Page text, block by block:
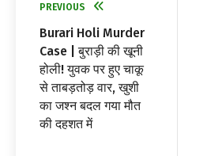
PREVIOUS
Burari Holi Murder
Case | बुराड़ी की खूनी
होली! युवक पर हुए चाकू
से ताबड़तोड़ वार, खुशी
का जश्न बदल गया मौत
की दहशत में